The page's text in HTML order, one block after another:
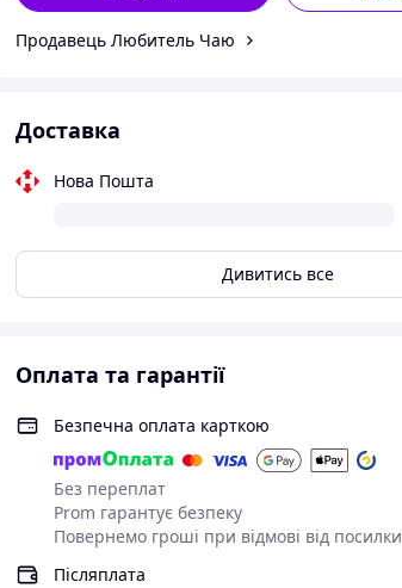
Продавець Любитель Чаю
Доставка
Нова Пошта
Дивитись все
Оплата та гарантії
Безпечна оплата карткою
Без переплат
Prom гарантує безпеку
Повернемо гроші при відмові від посилки
Післяплата